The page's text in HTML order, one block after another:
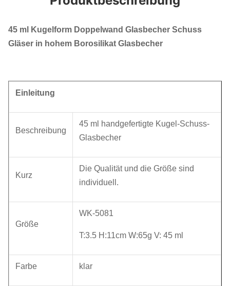
45 ml Kugelform Doppelwand Glasbecher Schuss
Gläser in hohem Borosilikat Glasbecher
Einleitung
Beschreibung
45 ml handgefertigte Kugel-Schuss-
Glasbecher
Kurz
Die Qualität und die Größe sind
individuell.
Größe
WK-5081
T:3.5 H:11cm W:65g V: 45 ml
Farbe klar